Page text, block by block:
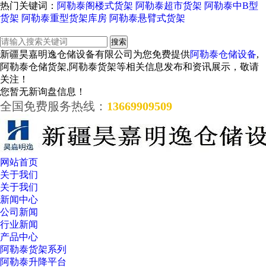
热门关键词： 阿勒泰阁楼式货架 阿勒泰超市货架 阿勒泰中B型
货架 阿勒泰重型货架库房 阿勒泰悬臂式货架
新疆昊嘉明逸仓储设备有限公司为您免费提供阿勒泰仓储设备,
阿勒泰仓储货架,阿勒泰货架等相关信息发布和资讯展示，敬请
关注！
您暂无新询盘信息！
全国免费服务热线： 13669909509
网站首页
关于我们
关于我们
新闻中心
公司新闻
行业新闻
产品中心
阿勒泰货架系列
阿勒泰升降平台